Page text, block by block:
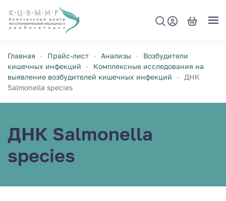
Перейти к содержимому
Главная Прайс-лист Анализы
Возбудители
кишечных инфекций
Комплексные исследования на
выявление возбудителей кишечных инфекций
ДНК
Salmonella species
ДНК Salmonella
species